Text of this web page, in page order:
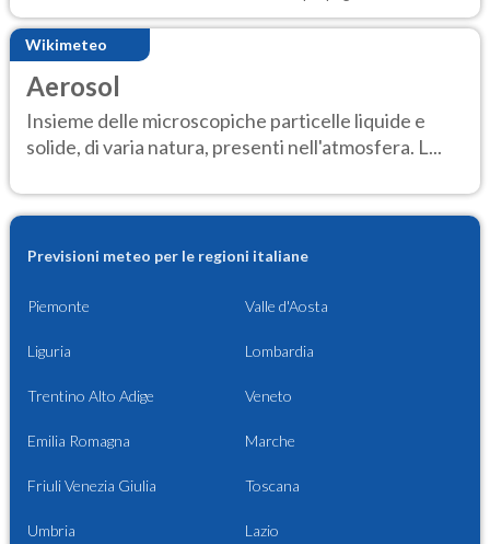
Wikimeteo
Aerosol
Insieme delle microscopiche particelle liquide e
solide, di varia natura, presenti nell'atmosfera. L...
Previsioni meteo per le regioni italiane
Piemonte Valle d'Aosta
Liguria Lombardia
Trentino Alto Adige Veneto
Emilia Romagna Marche
Friuli Venezia Giulia Toscana
Umbria Lazio